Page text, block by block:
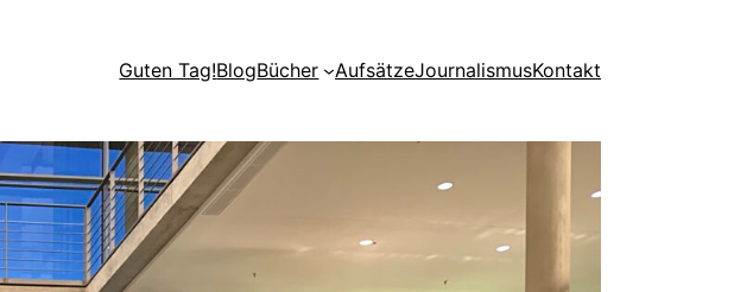
Guten Tag!BlogBücher AufsätzeJournalismusKontakt